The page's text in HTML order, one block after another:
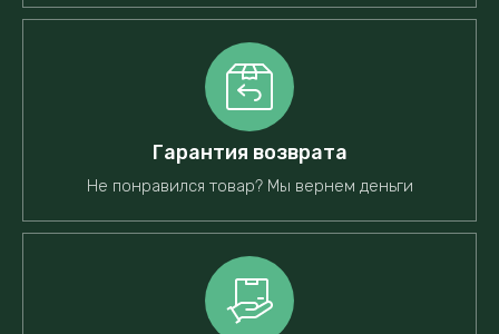
Гарантия возврата
Не понравился товар? Мы вернем деньги